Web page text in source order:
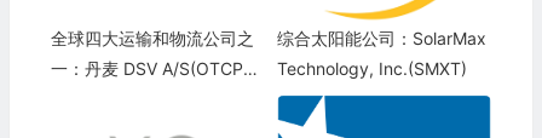
全球四大运输和物流公司之
一：丹麦 DSV A/S(OTCPK:
综合太阳能公司：SolarMax
Technology, Inc.(SMXT)